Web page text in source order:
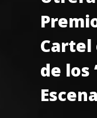
Cartel
de los